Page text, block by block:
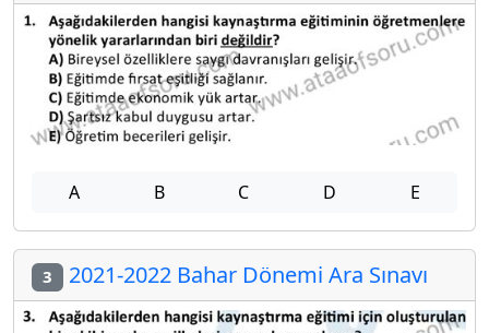
A B C D E
3 2021-2022 Bahar Dönemi Ara Sınavı